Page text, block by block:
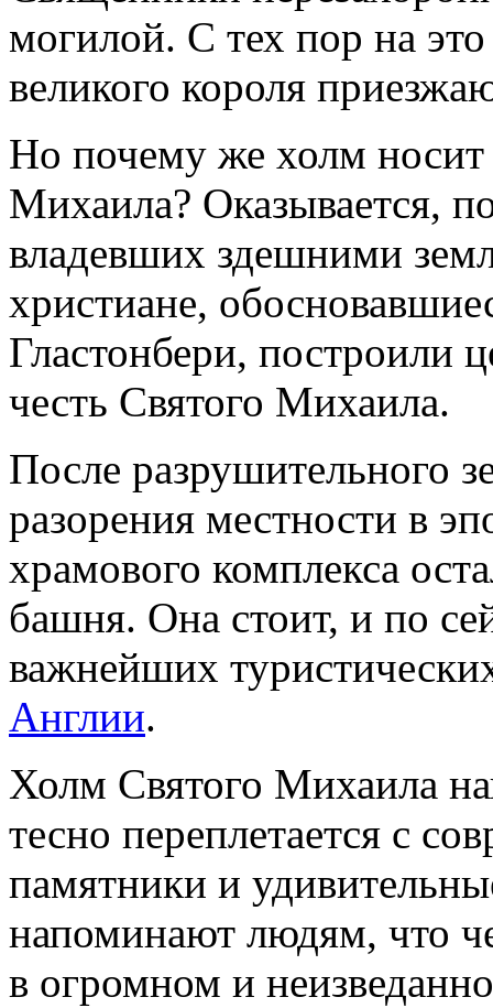
могилой. С тех пор на
великого короля
Но почему же холм носит
Михаила? Оказывается,
владевших здешними
христиане,
Гластонбери, построили
честь Святого Михаила.
После разрушительного
разорения местности в
храмового комплекса
башня. Она стоит, и по
важнейших
Англии.
Холм Святого Михаила
тесно переплетается с
памятники и
напоминают людям, что
в огромном и